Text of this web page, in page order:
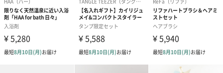
寿（0円） 御祝（0円） 内祝い（0円）